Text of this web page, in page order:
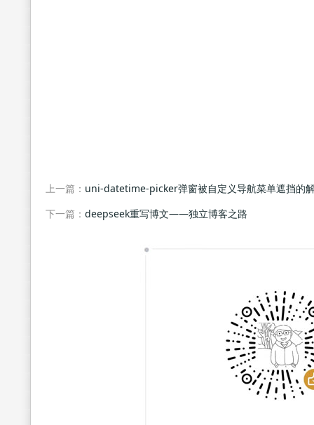
上一篇： uni-datetime-picker弹窗被自定义导航菜单遮挡的
下一篇： deepseek重写博文——独立博客之路